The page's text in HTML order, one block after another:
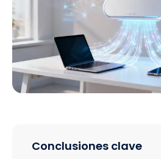
Conclusiones clave